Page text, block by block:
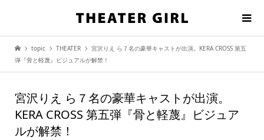
topic THEATER
宮沢りえ ら７名の豪華キャストが出演。KERA CROSS 第五
弾『骨と軽蔑』ビジュアルが解禁！
宮沢りえ ら７名の豪華キャストが出演。
KERA CROSS 第五弾『骨と軽蔑』ビジュア
ルが解禁！